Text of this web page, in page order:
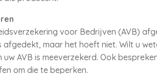
voor Bedrijven (AVB)
maar het hoeft niet. Wilt u
AVB is meeverzekerd. Ook
om die te beperken.